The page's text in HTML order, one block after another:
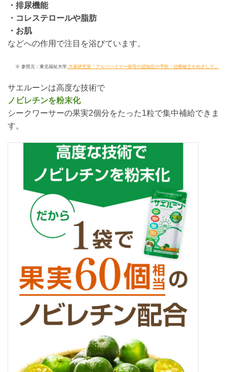
・排尿機能
・コレステロールや脂肪
・お肌
などへの作用で注目を浴びています。
※ 参照元：東北福祉大学 大泉研究室「アルツハイマー病等の認知症の予防・治療確立をめざして」
サエルーンは高度な技術で
ノビレチンを粉末化
シークワーサーの果実2個分をたった1粒で集中補給できま
す。